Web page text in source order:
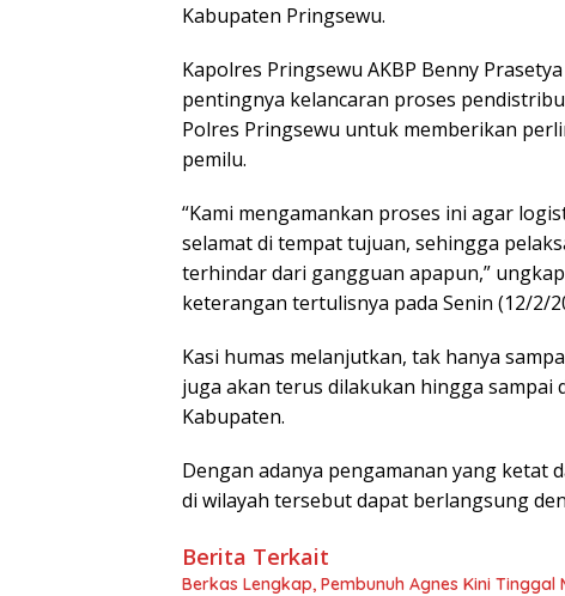
Kabupaten Pringsewu.
Kapolres Pringsewu AKBP Benny
pentingnya kelancaran proses
Polres Pringsewu untuk memberikan
pemilu.
“Kami mengamankan proses ini agar
selamat di tempat tujuan, sehingga
terhindar dari gangguan apapun,”
keterangan tertulisnya pada Senin (12/2/
Kasi humas melanjutkan, tak hanya
juga akan terus dilakukan hingga sampai
Kabupaten.
Dengan adanya pengamanan yang ketat
di wilayah tersebut dapat berlangsung
Berita Terkait
Berkas Lengkap, Pembunuh Agnes Kini Tinggal